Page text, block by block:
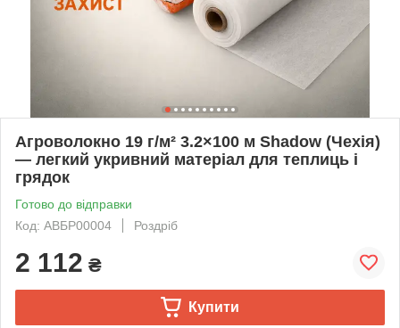
Агроволокно 19 г/м² 3.2×100 м Shadow (Чехія)
— легкий укривний матеріал для теплиць і
грядок
Готово до відправки
Код: АВБР00004
Роздріб
2 112 ₴
Купити